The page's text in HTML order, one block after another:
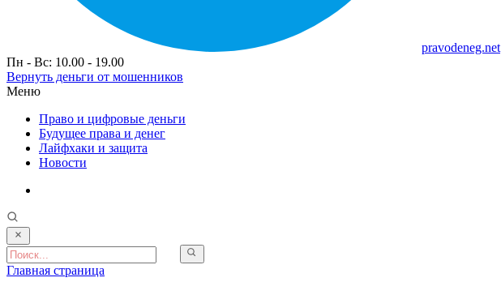
pravodeneg.net
Пн - Вс: 10.00 - 19.00
Вернуть деньги от мошенников
Меню
Право и цифровые деньги
Будущее права и денег
Лайфхаки и защита
Новости
Главная страница